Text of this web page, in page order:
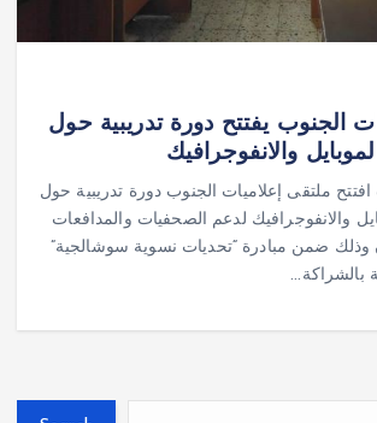
الجنوب يفتتح دورة تدريبية حول
والانفوجرافيك
افتتح ملتقى إعلاميات الجنوب دورة تدريبية حول
والانفوجرافيك لدعم الصحفيات والمدافعات
ضمن مبادرة “تحديات نسوية سوشالجية”
بالشراكة…